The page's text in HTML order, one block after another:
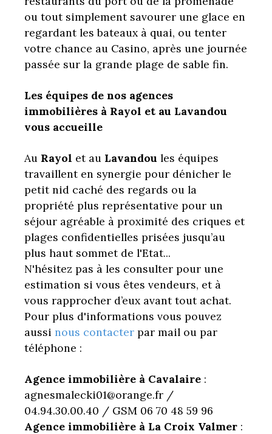
ou tout simplement savourer une glace en
regardant les bateaux à quai, ou tenter
votre chance au Casino, après une journée
passée sur la grande plage de sable fin.
Les équipes de nos agences
immobilières à Rayol et au Lavandou
vous accueille
Au Rayol et au Lavandou les équipes
travaillent en synergie pour dénicher le
petit nid caché des regards ou la
propriété plus représentative pour un
séjour agréable à proximité des criques et
plages confidentielles prisées jusqu’au
plus haut sommet de l'Etat...
N'hésitez pas à les consulter pour une
estimation si vous êtes vendeurs, et à
vous rapprocher d’eux avant tout achat.
Pour plus d'informations vous pouvez
aussi nous contacter par mail ou par
téléphone :
Agence immobilière à Cavalaire :
agnesmalecki01@orange.fr /
04.94.30.00.40 / GSM 06 70 48 59 96
Agence immobilière à La Croix Valmer :